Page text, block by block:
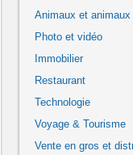
Animaux et
Photo et vidéo
Immobilier
Restaurant
Technologie
Voyage & Tourisme
Vente en gros et